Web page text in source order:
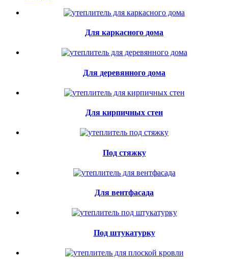
Для каркасного дома
Для деревянного дома
Для кирпичных стен
Под стяжку
Для вентфасада
Под штукатурку